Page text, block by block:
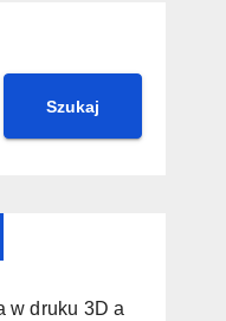
dla
Szukaj
w druku 3D a